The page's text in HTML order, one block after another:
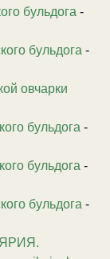
бульдога -
бульдога -
овчарки
бульдога -
бульдога -
бульдога -